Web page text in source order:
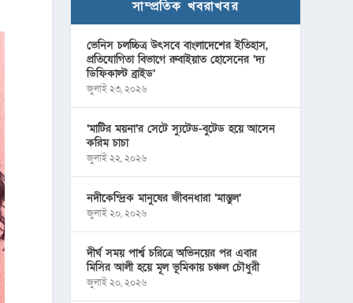
সাম্প্রতিক খবরাখবর
ভেনিস চলচ্চিত্র উৎসবে বাংলাদেশের ইতিহাস,
প্রতিযোগিতা বিভাগে রুবাইয়াত হোসেনের ‘দ্য
ডিফিকাল্ট ব্রাইড’
জুলাই ২৩, ২০২৬
‘মাটির ময়না’র সেটে স্যুটেড-বুটেড হয়ে আসেন
করিম চাচা
জুলাই ২২, ২০২৬
নদীকেন্দ্রিক মানুষের জীবনধারা ‘মাস্তুল’
জুলাই ২০, ২০২৬
দীর্ঘ সময় পার্শ্ব চরিত্রে অভিনয়ের পর এবার
মিসির আলী হয়ে মূল ভূমিকায় চঞ্চল চৌধুরী
জুলাই ২০, ২০২৬